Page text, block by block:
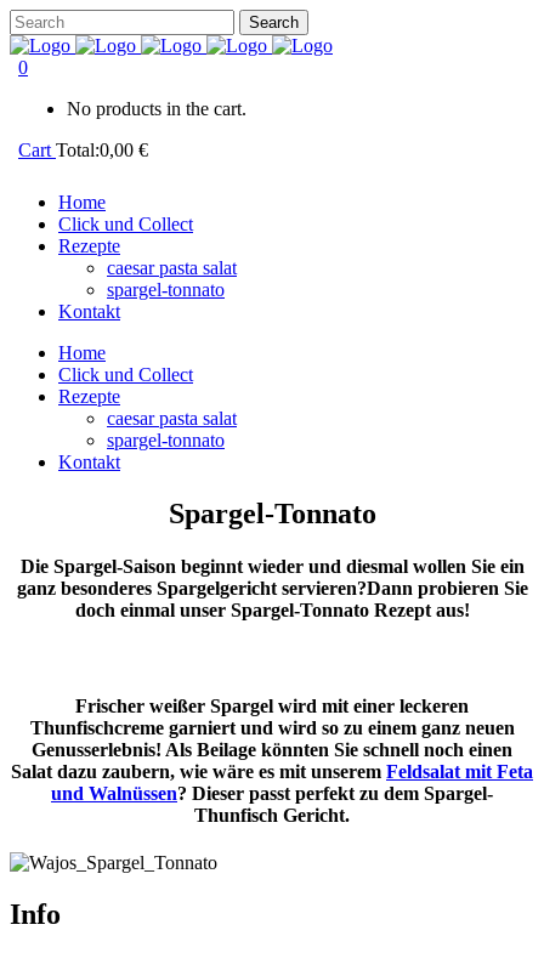
0
No products in the cart.
Cart Total:0,00 €
Home
Click und Collect
Rezepte
caesar pasta salat
spargel-tonnato
Kontakt
Home
Click und Collect
Rezepte
caesar pasta salat
spargel-tonnato
Kontakt
Spargel-Tonnato
Die Spargel-Saison beginnt wieder und diesmal wollen Sie ein
ganz besonderes Spargelgericht servieren?Dann probieren Sie
doch einmal unser Spargel-Tonnato Rezept aus!
Frischer weißer Spargel wird mit einer leckeren
Thunfischcreme garniert und wird so zu einem ganz neuen
Genusserlebnis! Als Beilage könnten Sie schnell noch einen
Salat dazu zaubern, wie wäre es mit unserem Feldsalat mit Feta
und Walnüssen? Dieser passt perfekt zu dem Spargel-
Thunfisch Gericht.
Info